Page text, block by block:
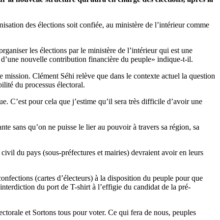
des élections soit confiée, au ministère de l’intérieur comme
les élections par le ministère de l’intérieur qui est une
nouvelle contribution financière du peuple» indique-t-il.
Clément Séhi relève que dans le contexte actuel la question
du processus électoral.
C’est pour cela que j’estime qu’il sera très difficile d’avoir une
sans qu’on ne puisse le lier au pouvoir à travers sa région, sa
du pays (sous-préfectures et mairies) devraient avoir en leurs
(cartes d’électeurs) à la disposition du peuple pour que
du port de T-shirt à l’effigie du candidat de la pré-
et Sortons tous pour voter. Ce qui fera de nous, peuples